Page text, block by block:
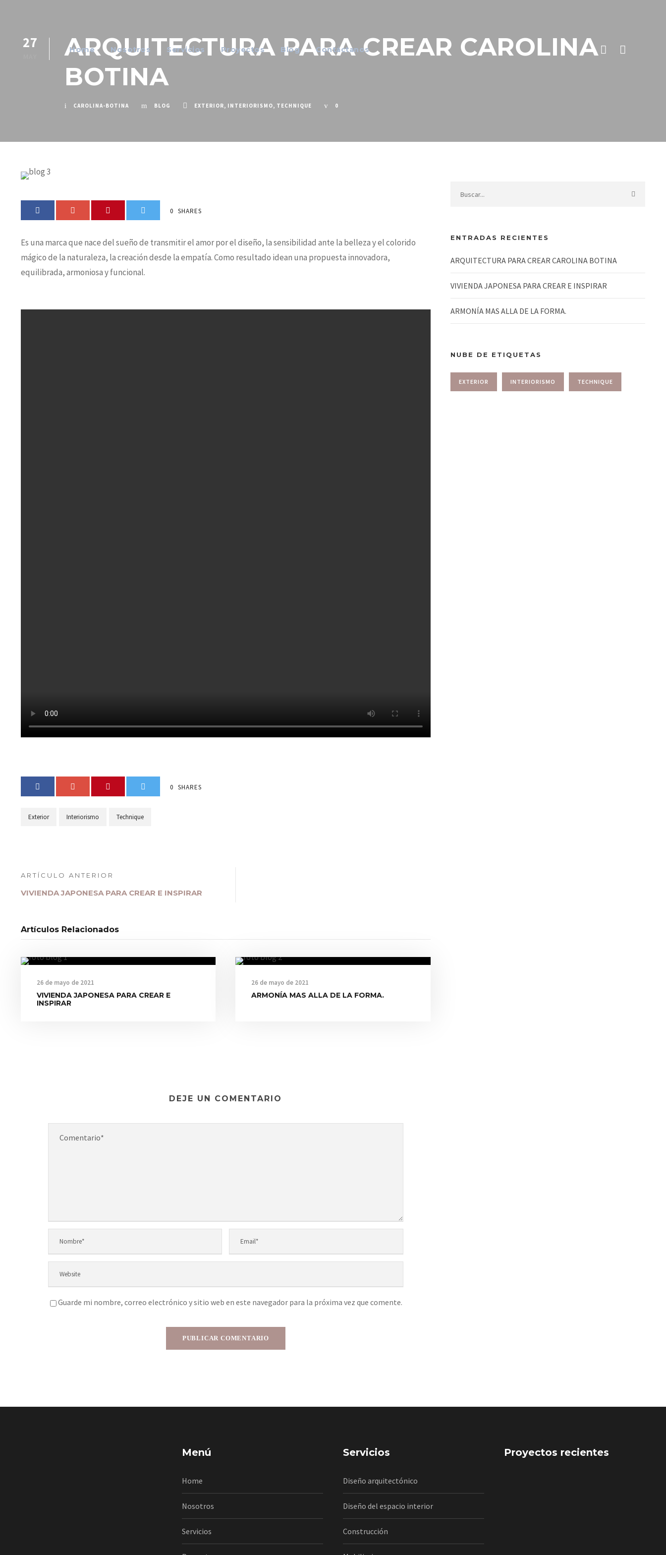
Home Nosotros Servicios Proyectos Blog Contáctanos
27
ARQUITECTURA PARA CREAR CAROLINA
BOTINA
CAROLINA-BOTINA BLOG EXTERIOR, INTERIORISMO, TECHNIQUE 0
0 SHARES
Es una marca que nace del sueño de transmitir el amor por el diseño, la sensibilidad ante la belleza y el colorido
mágico de la naturaleza, la creación desde la empatía. Como resultado idean una propuesta innovadora,
equilibrada, armoniosa y funcional.
0 SHARES
Exterior Interiorismo Technique
ARTÍCULO ANTERIOR
VIVIENDA JAPONESA PARA CREAR E INSPIRAR
Artículos Relacionados
26 de mayo de 2021
VIVIENDA JAPONESA PARA CREAR E
INSPIRAR
26 de mayo de 2021
ARMONÍA MAS ALLA DE LA FORMA.
DEJE UN COMENTARIO
Guarde mi nombre, correo electrónico y sitio web en este navegador para la próxima vez que comente.
ENTRADAS RECIENTES
ARQUITECTURA PARA CREAR CAROLINA BOTINA
VIVIENDA JAPONESA PARA CREAR E INSPIRAR
ARMONÍA MAS ALLA DE LA FORMA.
NUBE DE ETIQUETAS
EXTERIOR INTERIORISMO TECHNIQUE
Menú
Home
Nosotros
Servicios
Servicios
Diseño arquitectónico
Diseño del espacio interior
Construcción
Proyectos recientes